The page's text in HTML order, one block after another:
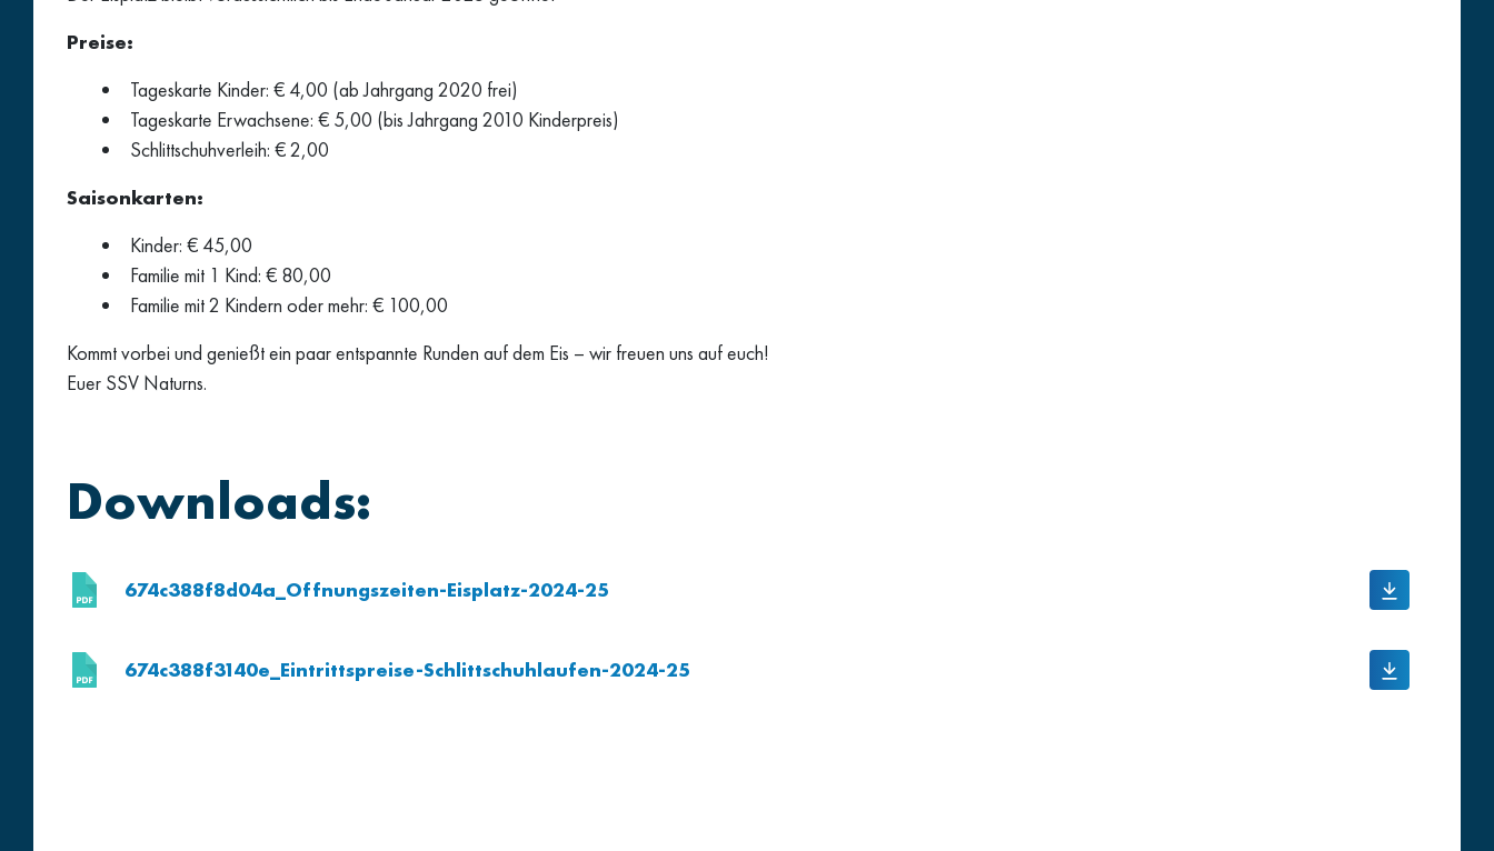
Preise:
Tageskarte Kinder: € 4,00 (ab Jahrgang 2020 frei)
Tageskarte Erwachsene: € 5,00 (bis Jahrgang 2010 Kinderpreis)
Schlittschuhverleih: € 2,00
Saisonkarten:
Kinder: € 45,00
Familie mit 1 Kind: € 80,00
Familie mit 2 Kindern oder mehr: € 100,00
Kommt vorbei und genießt ein paar entspannte Runden auf dem Eis – wir freuen uns auf euch!
Euer SSV Naturns.
Downloads:
674c388f8d04a_Offnungszeiten-Eisplatz-2024-25
674c388f3140e_Eintrittspreise-Schlittschuhlaufen-2024-25